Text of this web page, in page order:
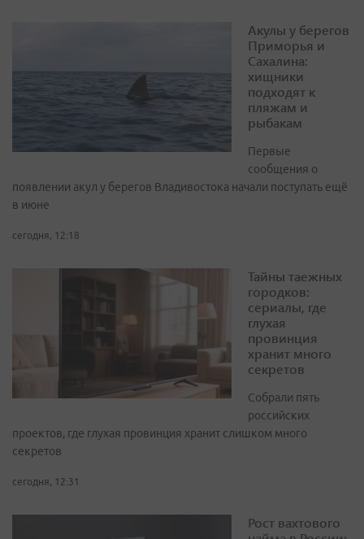
Акулы у берегов
Приморья и
Сахалина:
хищники
подходят к
пляжам и
рыбакам
Первые
сообщения о
появлении акул у берегов Владивостока начали поступать ещё
в июне
сегодня, 12:18
Тайны таежных
городков:
сериалы, где
глухая
провинция
хранит много
секретов
Собрали пять
российских
проектов, где глухая провинция хранит слишком много
секретов
сегодня, 12:31
Рост вахтового